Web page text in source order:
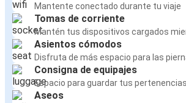
Mantente conectado durante tu viaje
Tomas de corriente
Mantén tus dispositivos cargados
Asientos cómodos
Disfruta de más espacio para las
Consigna de equipajes
Espacio para guardar tus
Aseos